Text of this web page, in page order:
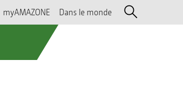
myAMAZONE Dans le monde